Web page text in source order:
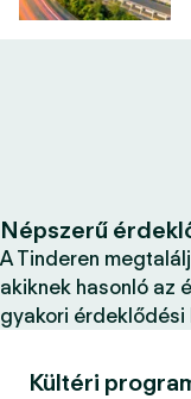
Népszerű
A Tinderen
akiknek hasonló az
gyakori érdeklődési
Kültéri